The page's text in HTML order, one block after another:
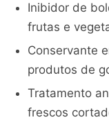
Inibidor de
frutas e
Conservante
produtos de
Tratamento
frescos